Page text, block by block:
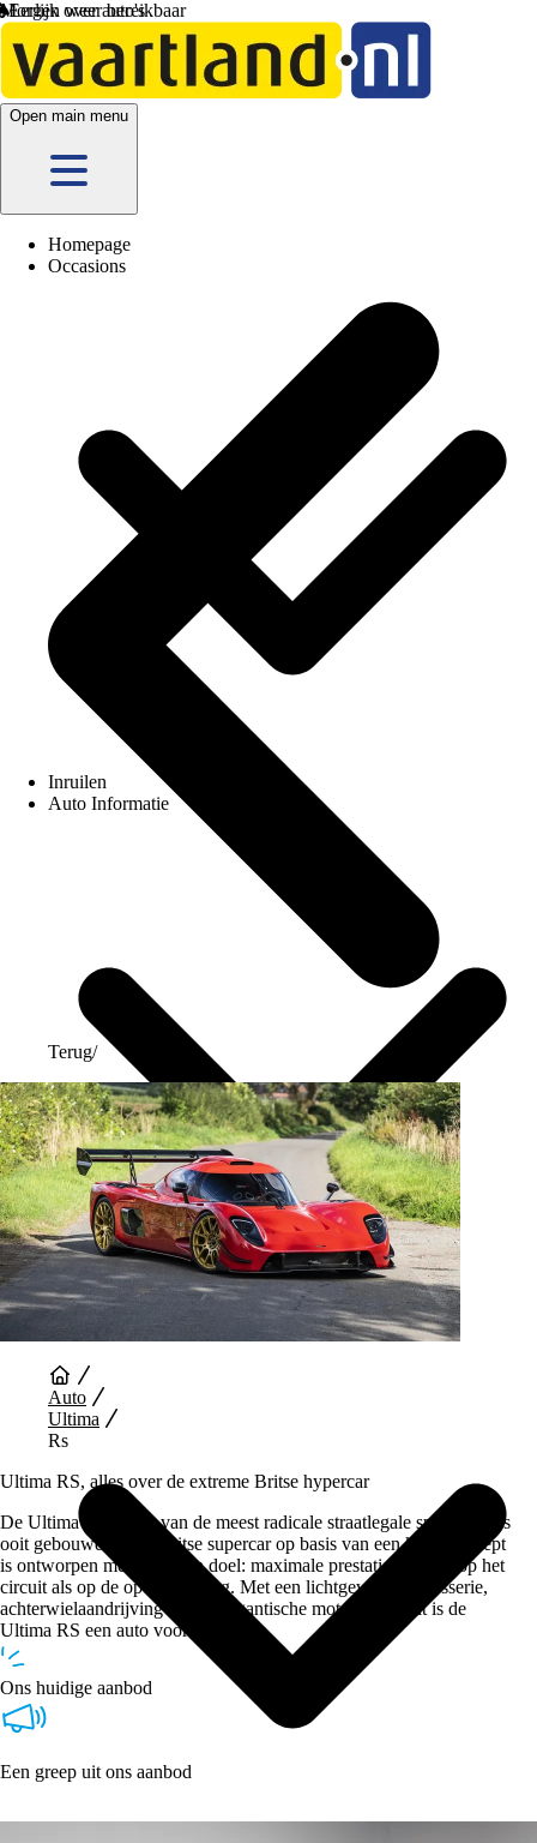
Morgen weer bereikbaar
Open main menu
Homepage
Occasions
Inruilen
Auto Informatie
Auto Diensten
Terug/
Auto
Ultima
Rs
Ultima RS, alles over de extreme Britse hypercar
De Ultima RS is een van de meest radicale straatlegale sportwagens
ooit gebouwd. Deze Britse supercar op basis van een kitcarconcept
is ontworpen met maar één doel: maximale prestaties, zowel op het
circuit als op de openbare weg. Met een lichtgewicht carrosserie,
achterwielaandrijving en een gigantische motorcapaciteit is de
Ultima RS een auto voor puristen.
Ons huidige aanbod
Een greep uit ons aanbod